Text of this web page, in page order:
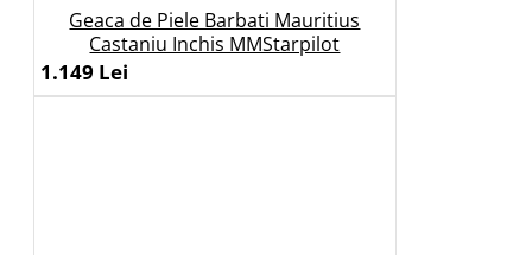
Geaca de Piele Barbati Mauritius
Castaniu Inchis MMStarpilot
1.149 Lei